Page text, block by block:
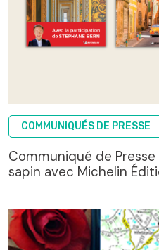
COMMUNIQUÉS DE PRESSE
Communiqué de
sapin avec Michelin